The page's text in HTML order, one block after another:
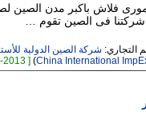
فلاش باكبر مدن الصين
شركتنا فى الصين تقوم …
التجاري: شركة الصين الدولية
)
[ 8-1-2013 ]